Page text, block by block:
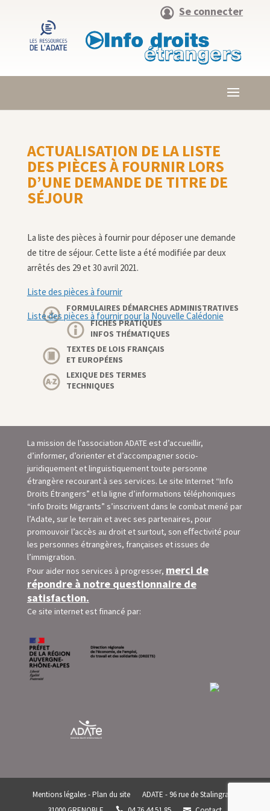
Se connecter
ACTUALISATION DE LA LISTE
DES PIÈCES À FOURNIR LORS
D’UNE DEMANDE DE TITRE DE
SÉJOUR
La liste des pièces à fournir pour déposer une demande
de titre de séjour. Cette liste a été modifiée par deux
arrêtés des 29 et 30 avril 2021.
Liste des pièces à fournir
Liste des pièces à fournir pour la Nouvelle Calédonie
FORMULAIRES DÉMARCHES ADMINISTRATIVES
FICHES PRATIQUES
INFOS THÉMATIQUES
TEXTES DE LOIS FRANÇAIS
ET EUROPÉENS
LEXIQUE DES TERMES
TECHNIQUES
La mission de l’association ADATE est d’accueillir,
d’informer, d’orienter et d’accompagner socio-
juridiquement et linguistiquement toute personne
étrangère recourant à ses services. Le site Internet “Info
Droits Étrangers” et la ligne d’informations téléphoniques
“info Droits Migrants” s’inscrivent dans le combat mené par
l’Adate, sur le terrain et avec ses partenaires, pour
promouvoir l’accès au droit et surtout, son eﬀectivité pour
les personnes étrangères, françaises et issues de
l’immigration.
Pour aider nos services à progresser, merci de
répondre à notre questionnaire de
satisfaction.
Ce site internet est financé par:
Mentions légales-Plan du site
ADATE - 96 rue de Stalingrad -